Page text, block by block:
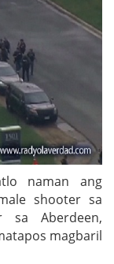
naman ang
shooter sa
Aberdeen,
magbaril